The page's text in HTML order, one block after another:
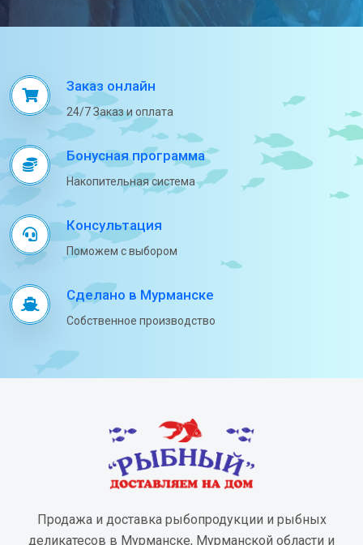
Заказ онлайн
24/7 Заказ и оплата
Бонусная программа
Накопительная система
Консультация
Поможем с выбором
Сделано в Мурманске
Собственное производство
Продажа и доставка рыбопродукции и рыбных
деликатесов в Мурманске, Мурманской области и